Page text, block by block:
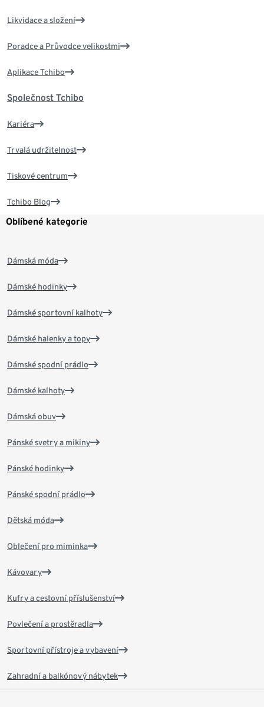
Likvidace a složení
Poradce a Průvodce velikostmi
Aplikace Tchibo
Společnost Tchibo
Kariéra
Trvalá udržitelnost
Tiskové centrum
Tchibo Blog
Oblíbené kategorie
Dámská móda
Dámské hodinky
Dámské sportovní kalhoty
Dámské halenky a topy
Dámské spodní prádlo
Dámské kalhoty
Dámská obuv
Pánské svetry a mikiny
Pánské hodinky
Pánské spodní prádlo
Dětská móda
Oblečení pro miminka
Kávovary
Kufry a cestovní příslušenství
Povlečení a prostěradla
Sportovní přístroje a vybavení
Zahradní a balkónový nábytek